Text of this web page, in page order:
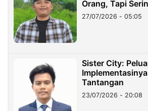
Orang, Tapi
27/07/2026 - 05:05
Sister City:
Tantangan
23/07/2026 - 20:08